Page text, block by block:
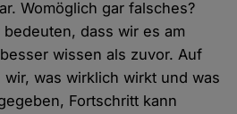
Womöglich gar falsches?
dass wir es am
wissen als zuvor. Auf
was wirklich wirkt und was
Fortschritt kann